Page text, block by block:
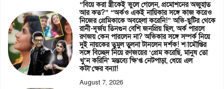
“বিয়ে করা স্ত্রীকেই ভুলে গেলেন, প্রমোশনের অজুহাত
আর কত?” “অর্কও একই নায়িকার সঙ্গে কাজ করেও
নিজের প্রেমিকাকে অবহেলা করেনি!” অভি-ছুটির থেকে
রানী-দূর্জয় তিনগুন বেশি জনপ্রিয় ছিল, অর্ক পারলে
রণজয় কেন পারলেন না? অভিকার সঙ্গে সম্পর্ক নিয়ে
দুই নায়কের তুমুল তুলনা টানলেন দর্শক! শ্যামৌপ্তির
সঙ্গে বিচ্ছেদ নিয়ে রণজয়ের ‘প্রেম করেছি, মানুষ তো
খু’ন করিনি’ মন্তব্যে ক্ষি’প্ত নেটপাড়া, ধেয়ে এল
কটা’ক্ষের বন্যা!
August 7, 2026